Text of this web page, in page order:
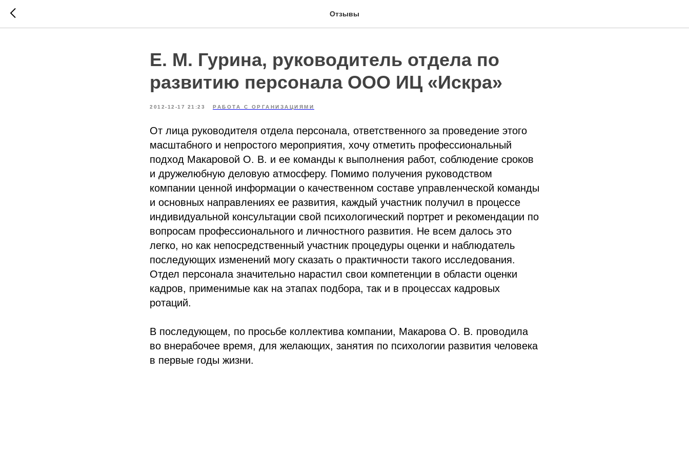
Отзывы
Е. М. Гурина, руководитель отдела по
развитию персонала ООО ИЦ «Искра»
2012-12-17 21:23 РАБОТА С ОРГАНИЗАЦИЯМИ
От лица руководителя отдела персонала, ответственного за проведение этого
масштабного и непростого мероприятия, хочу отметить профессиональный
подход Макаровой О. В. и ее команды к выполнения работ, соблюдение сроков
и дружелюбную деловую атмосферу. Помимо получения руководством
компании ценной информации о качественном составе управленческой команды
и основных направлениях ее развития, каждый участник получил в процессе
индивидуальной консультации свой психологический портрет и рекомендации по
вопросам профессионального и личностного развития. Не всем далось это
легко, но как непосредственный участник процедуры оценки и наблюдатель
последующих изменений могу сказать о практичности такого исследования.
Отдел персонала значительно нарастил свои компетенции в области оценки
кадров, применимые как на этапах подбора, так и в процессах кадровых
ротаций.
В последующем, по просьбе коллектива компании, Макарова О. В. проводила
во внерабочее время, для желающих, занятия по психологии развития человека
в первые годы жизни.